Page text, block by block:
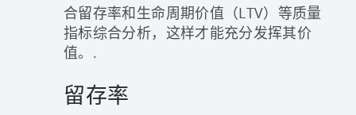
合留存率和生命周期价值（LTV）等质量
指标综合分析，这样才能充分发挥其价
值。.
留存率